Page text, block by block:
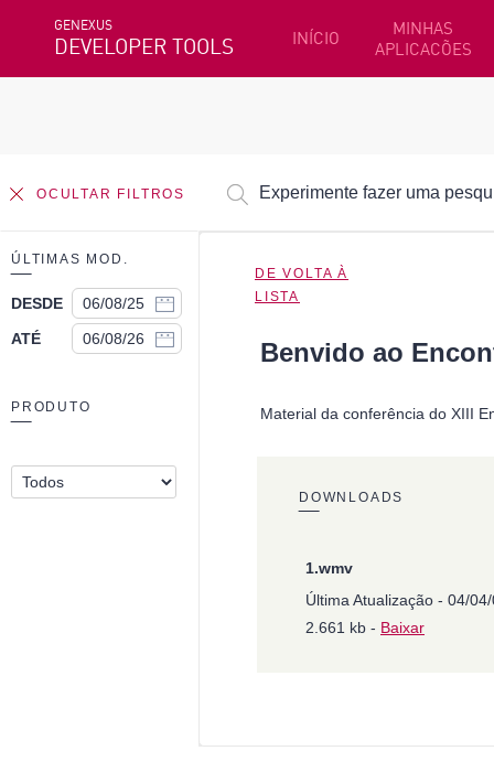
GENEXUS
DEVELOPER TOOLS INÍCIO
MINHAS
APLICACÕES